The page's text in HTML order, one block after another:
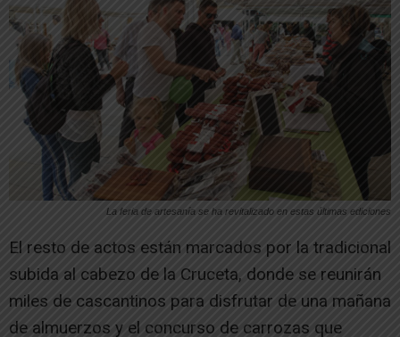
La feria de artesanía se ha revitalizado en estas últimas ediciones
El resto de actos están marcados por la tradicional
subida al cabezo de la Cruceta, donde se reunirán
miles de cascantinos para disfrutar de una mañana
de almuerzos y el concurso de carrozas que